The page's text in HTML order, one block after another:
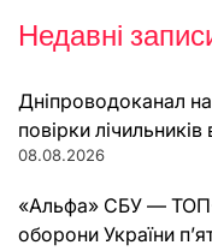
Недавні
Дніпроводоканал
повірки лічильників
08.08.2026
«Альфа» СБУ — ТОП-
оборони України